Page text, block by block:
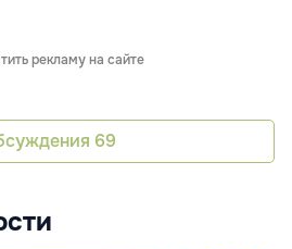
рекламу на сайте
69